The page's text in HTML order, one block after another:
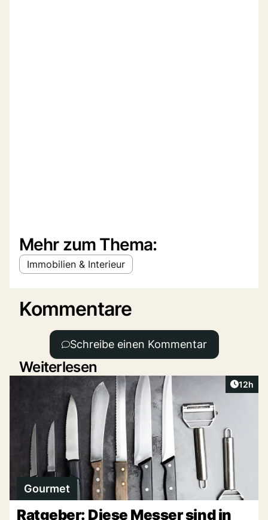
Mehr zum Thema:
Immobilien & Interieur
Kommentare
Schreibe einen Kommentar
Weiterlesen
Artikel
12h
Gourmet
Ratgeber: Diese Messer sind in